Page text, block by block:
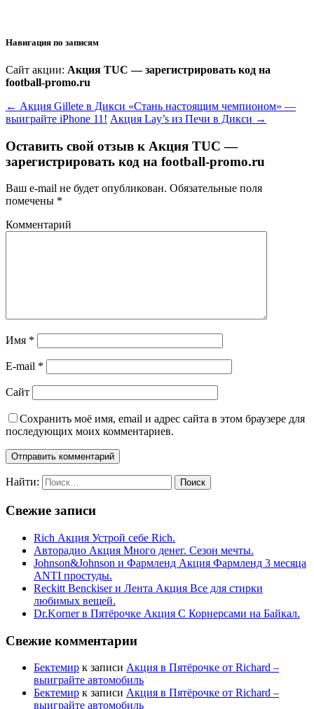
Навигация по записям
Сайт акции: Акция TUC — зарегистрировать код на
football-promo.ru
← Акция Gillete в Дикси «Стань настоящим чемпионом» —
выиграйте iPhone 11! Акция Lay’s из Печи в Дикси →
Оставить свой отзыв к Акция TUC —
зарегистрировать код на football-promo.ru
Ваш e-mail не будет опубликован. Обязательные поля
помечены *
Комментарий
Имя *
E-mail *
Сайт
Сохранить моё имя, email и адрес сайта в этом браузере для
последующих моих комментариев.
Найти:
Свежие записи
Rich Акция Устрой себе Rich.
Авторадио Акция Много денег. Сезон мечты.
Johnson&Johnson и Фармленд Акция Фармленд 3 месяца
ANTI простуды.
Reckitt Benckiser и Лента Акция Все для стирки
любимых вещей.
Dr.Korner в Пятёрочке Акция С Корнерсами на Байкал.
Свежие комментарии
Бектемир к записи Акция в Пятёрочке от Richard –
выиграйте автомобиль
Бектемир к записи Акция в Пятёрочке от Richard –
выиграйте автомобиль